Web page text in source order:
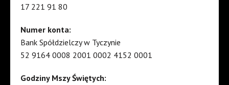
17 221 91 80
Numer konta:
Bank Spółdzielczy w Tyczynie
52 9164 0008 2001 0002 4152 0001
Godziny Mszy Świętych: